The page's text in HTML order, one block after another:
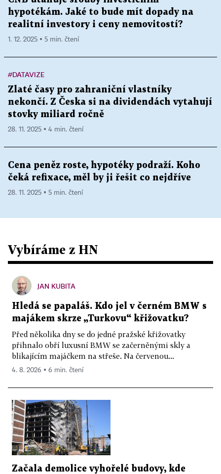
hypotékám. Jaké to bude mít dopady na
realitní investory i ceny nemovitostí?
1. 12. 2025 ▪ 5 min. čtení
#DATAVIZE
Zlaté časy pro zahraniční vlastníky
nekončí. Z Česka si na dividendách vytahují
stovky miliard ročně
28. 11. 2025 ▪ 4 min. čtení
Cena peněz roste, hypotéky podraží. Koho
čeká refixace, měl by ji řešit co nejdříve
28. 11. 2025 ▪ 5 min. čtení
Vybíráme z HN
JAN KUBITA
Hledá se papaláš. Kdo jel v černém BMW s
majákem skrze „Turkovu“ křižovatku?
Před několika dny se do jedné pražské křižovatky
přihnalo obří luxusní BMW se začerněnými skly a
blikajícím majáčkem na střeše. Na červenou...
4. 8. 2026 ▪ 6 min. čtení
Začala demolice vyhořelé budovy, kde